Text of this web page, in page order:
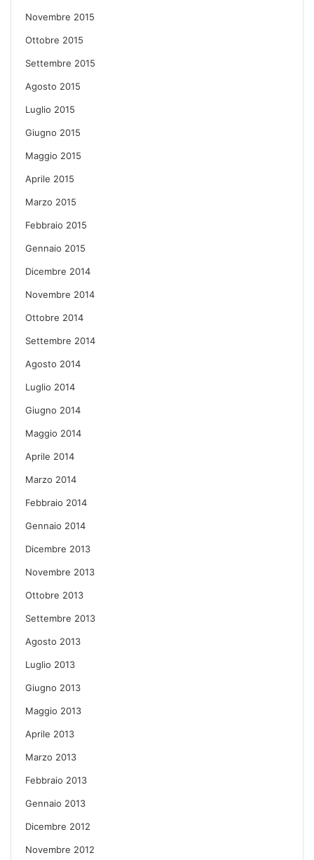
Novembre 2015
Ottobre 2015
Settembre 2015
Agosto 2015
Luglio 2015
Giugno 2015
Maggio 2015
Aprile 2015
Marzo 2015
Febbraio 2015
Gennaio 2015
Dicembre 2014
Novembre 2014
Ottobre 2014
Settembre 2014
Agosto 2014
Luglio 2014
Giugno 2014
Maggio 2014
Aprile 2014
Marzo 2014
Febbraio 2014
Gennaio 2014
Dicembre 2013
Novembre 2013
Ottobre 2013
Settembre 2013
Agosto 2013
Luglio 2013
Giugno 2013
Maggio 2013
Aprile 2013
Marzo 2013
Febbraio 2013
Gennaio 2013
Dicembre 2012
Novembre 2012